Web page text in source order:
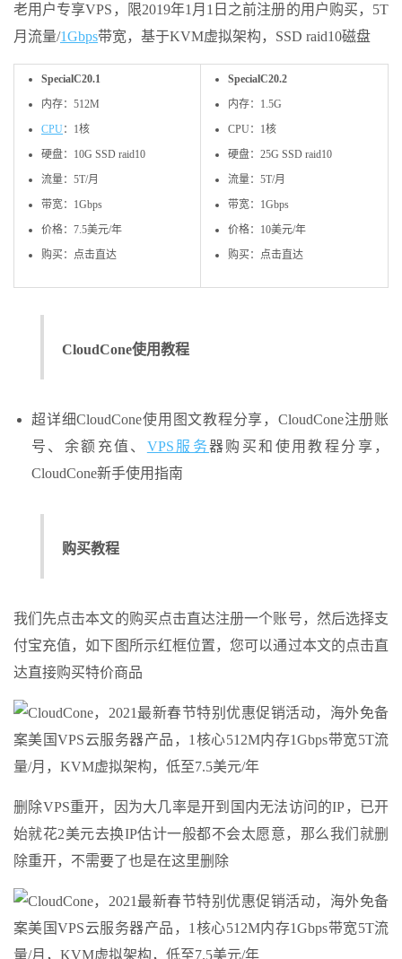
老用户专享VPS，限2019年1月1日之前注册的用户购买，5T
月流量/1Gbps带宽，基于KVM虚拟架构，SSD raid10磁盘
SpecialC20.1
内存：512M
CPU：1核
硬盘：10G SSD raid10
流量：5T/月
带宽：1Gbps
价格：7.5美元/年
购买：点击直达
SpecialC20.2
内存：1.5G
CPU：1核
硬盘：25G SSD raid10
流量：5T/月
带宽：1Gbps
价格：10美元/年
购买：点击直达
CloudCone使用教程
超详细CloudCone使用图文教程分享，CloudCone注册账
号、余额充值、 VPS服务器购买和使用教程分享，
CloudCone新手使用指南
购买教程
我们先点击本文的购买点击直达注册一个账号，然后选择支
付宝充值，如下图所示红框位置，您可以通过本文的点击直
达直接购买特价商品
删除VPS重开，因为大几率是开到国内无法访问的IP，已开
始就花2美元去换IP估计一般都不会太愿意，那么我们就删
除重开，不需要了也是在这里删除